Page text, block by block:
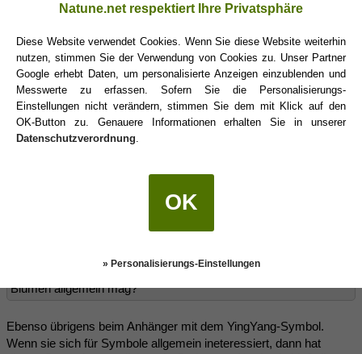
(06.11.2019 21:34)
Amaterasu schrieb:
Lieber in einem Laden kaufen, wo du selbst daran schnuppern
kannst.
Würde ich dir auch raten, wenn noch nicht gekauft. Das Etikett
Luft und Liebe kannst du überall selber drucken und beilegen 😊
Weißt du mit Sicherheit, dass sie den Duft von Rosen, oder
Blumen allgemein mag?
Ebenso übrigens beim Anhänger mit dem YingYang-Symbol.
Wenn sie sich für Symbole allgemein ineteressiert, dann hat
Natune.net respektiert Ihre Privatsphäre
Diese Website verwendet Cookies. Wenn Sie diese Website weiterhin
nutzen, stimmen Sie der Verwendung von Cookies zu. Unser Partner
Google erhebt Daten, um personalisierte Anzeigen einzublenden und
Messwerte zu erfassen. Sofern Sie die Personalisierungs-
Einstellungen nicht verändern, stimmen Sie dem mit Klick auf den
OK-Button zu. Genauere Informationen erhalten Sie in unserer
Datenschutzverordnung.
OK
» Personalisierungs-Einstellungen